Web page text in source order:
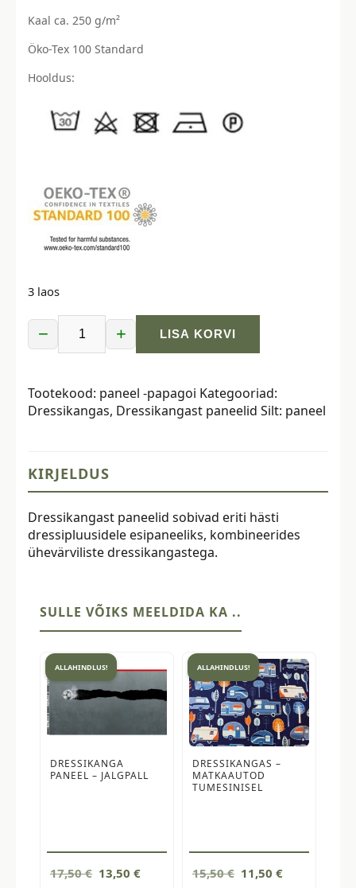
Kaal ca. 250 g/m²
Öko-Tex 100 Standard
Hooldus:
3 laos
−
Dressikangast
paneel,
cm,
papagoi
+ LISA KORVI
Tootekood: paneel -papagoi Kategooriad:
Dressikangas, Dressikangast paneelid Silt: paneel
KIRJELDUS
Dressikangast paneelid sobivad eriti hästi
dressipluusidele esipaneeliks, kombineerides
ühevärviliste dressikangastega.
SULLE VÕIKS MEELDIDA KA ..
ALLAHINDLUS!
DRESSIKANGA
PANEEL – JALGPALL
17,50€ Algne
13,50 €Current
ALLAHINDLUS!
DRESSIKANGAS –
MATKAAUTOD
TUMESINISEL
15,50€ Algne
11,50 €Current